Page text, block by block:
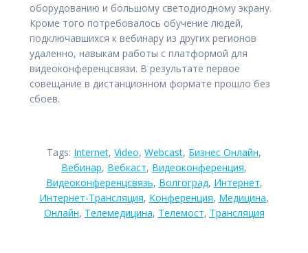
оборудованию и большому светодиодному экрану.
Кроме того потребовалось обучение людей,
подключавшихся к вебинару из других регионов
удаленно, навыкам работы с платформой для
видеоконференцсвязи. В результате первое
совещание в дистанционном формате прошло без
сбоев.
Tags: Internet, Video, Webcast, Бизнес Онлайн,
Вебинар, Вебкаст, Видеоконференция,
Видеоконференцсвязь, Волгоград, Интернет,
Интернет-Трансляция, Конференция, Медицина,
Онлайн, Телемедицина, Телемост, Трансляция